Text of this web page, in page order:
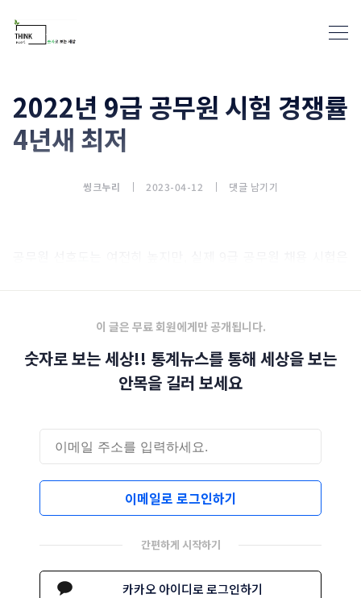
2022년 9급 공무원 시험 경쟁률
4년새 최저
씽크누리 2023-04-12 댓글 남기기
이 글은 무료 회원에게만 공개됩니다.
숫자로 보는 세상!! 통계뉴스를 통해 세상을 보는
안목을 길러 보세요
이메일로 로그인하기
간편하게 시작하기
카카오 아이디로 로그인하기